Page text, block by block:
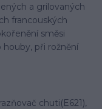
a grilovaných
francouských
směsi
při rožnění
chuti(E621),